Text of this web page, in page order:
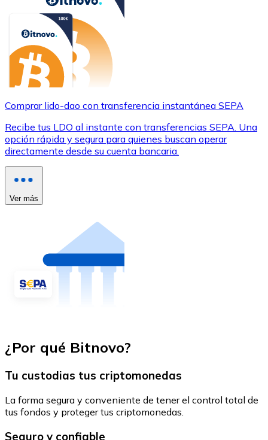
Comprar lido-dao con transferencia instantánea SEPA
Recibe tus LDO al instante con transferencias SEPA. Una
opción rápida y segura para quienes buscan operar
directamente desde su cuenta bancaria.
Ver más
¿Por qué Bitnovo?
Tu custodias tus criptomonedas
La forma segura y conveniente de tener el control total de
tus fondos y proteger tus criptomonedas.
Seguro y confiable